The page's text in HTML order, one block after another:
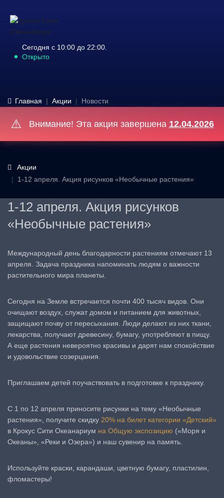
Сегодня с 10:00 до 22:00.
Открыто
Главная Акции Новости
⚠️ Внимание! Эта акция завершена 12.04.2026
Акции
1-12 апреля. Акция рисунков «Необычные растения»
1-12 апреля. Акция рисунков
«Необычные растения»
Международный день благодарности растениям отмечают 13
апреля. Задача праздника напоминать людям о важности
растительного мира планеты.
Сегодня на Земле встречается почти 400 тысяч видов. Они
очищают воздух, служат домом и питанием для животных,
защищают почву от пересыхания. Люди делают из них ткани,
лекарства, получают древесину, бумагу, употребляют в пищу.
А еще растения невероятно красивы и дарят нам спокойствие
и удовольствие созерцания.
Приглашаем детей поучаствовать в подготовке к празднику.
С 1 по 12 апреля приносите рисунки на тему «Необычные
растения», получите скидку 20% на билет категории «Детский»
в Крокус Сити Океанариум на Общую экспозицию («Моря и
Океаны», «Реки и Озера») и наш сувенир на память.
Используйте краски, карандаши, цветную бумагу, пластилин,
фломастеры!